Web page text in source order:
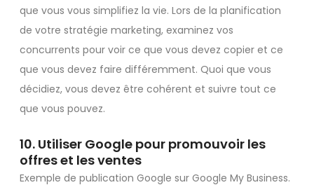
que vous vous simplifiez la vie. Lors de la planification
de votre stratégie marketing, examinez vos
concurrents pour voir ce que vous devez copier et ce
que vous devez faire différemment. Quoi que vous
décidiez, vous devez être cohérent et suivre tout ce
que vous pouvez.
10. Utiliser Google pour promouvoir les
offres et les ventes
Exemple de publication Google sur Google My Business.